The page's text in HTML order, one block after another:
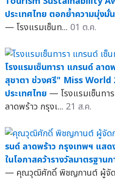
ประเทศไทย ตอกย้ำความมุ่งมั่
— โรงแรมเซ็นท... 01 ต.ค.
โรงแรมเซ็นทารา แกรนด์ ลา
สุชาตา ช่วงศรี" Miss World
ประเทศไทย — โรงแรมเซ็นทา
ลาดพร้าว กรุงเ... 21 ส.ค.
รนด์ ลาดพร้าว กรุงเทพฯ แส
ในโอกาสคว้ารางวัลมาตรฐาน
— คุณวุฒิศักดิ์ พิชญกานต์ ผู้จัด